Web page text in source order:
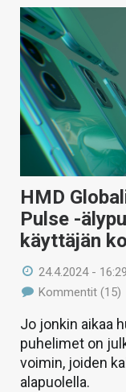
TIETOA
HINTA.FI
KAUPPA
VAIHDA TEEMA
HAKU
HMD
Pulse -
käyttäjän
24.4.2024 - 16:29
Kommentit (15)
Jo jonkin aikaa
puhelimet on
voimin, joiden
alapuolella.